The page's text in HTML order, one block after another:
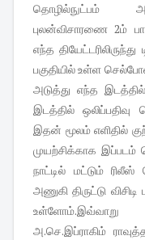
தொழில்நுட்பம்
புலன்விசாரணை 2ம்
எந்த
பகுதியில் உள்ள
அடுத்து எந்த
இடத்தில் ஒலிப்பதிவு
இதன் மூலம் எளிதில்
முயற்சிக்காக இப்படம்
நாட்டில் மட்டும் ரிலீஸ்
அணுகி திருட்டு
உள்ளோம்.இவ்வாறு
அ.செ.இப்ராகிம்